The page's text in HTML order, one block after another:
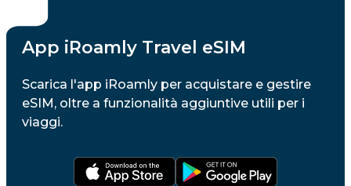
App iRoamly Travel eSIM
Scarica l'app iRoamly per acquistare e gestire
eSIM, oltre a funzionalità aggiuntive utili per i
viaggi.